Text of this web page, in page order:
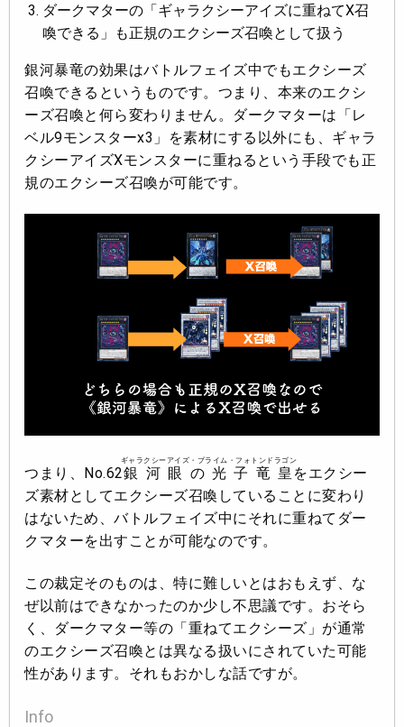
ダークマターの「ギャラクシーアイズに重ねてX召
喚できる」も正規のエクシーズ召喚として扱う
銀河暴竜の効果はバトルフェイズ中でもエクシーズ
召喚できるというものです。つまり、本来のエクシ
ーズ召喚と何ら変わりません。ダークマターは「レ
ベル9モンスターx3」を素材にする以外にも、ギャラ
クシーアイズXモンスターに重ねるという手段でも正
規のエクシーズ召喚が可能です。
つまり、No.62銀河眼の光子竜皇
ギャラクシーアイズ・プライム・フォトンドラゴン
をエクシー
ズ素材としてエクシーズ召喚していることに変わり
はないため、バトルフェイズ中にそれに重ねてダー
クマターを出すことが可能なのです。
この裁定そのものは、特に難しいとはおもえず、な
ぜ以前はできなかったのか少し不思議です。おそら
く、ダークマター等の「重ねてエクシーズ」が通常
のエクシーズ召喚とは異なる扱いにされていた可能
性があります。それもおかしな話ですが。
Info